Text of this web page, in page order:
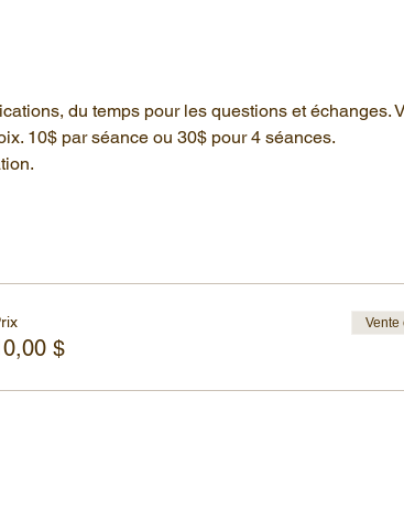
du temps pour les questions et échanges.
10$ par séance ou 30$ pour 4 séances.
$
Vente